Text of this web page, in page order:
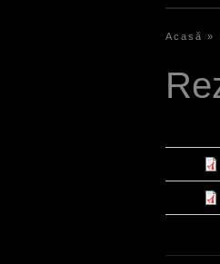
ş
i
a
i
Acasă »